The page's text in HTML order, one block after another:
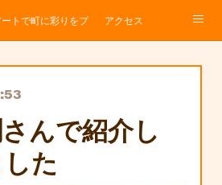
ートで町に彩りをプロジェクト
アクセス
んで紹介し
た